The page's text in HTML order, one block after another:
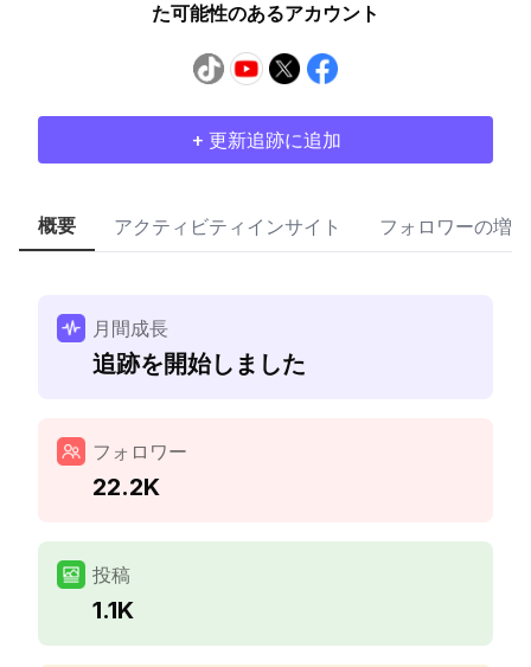
た可能性のあるアカウント
+ 更新追跡に追加
概要 アクティビティインサイト フォロワーの増加
月間成長
追跡を開始しました
フォロワー
22.2K
投稿
1.1K